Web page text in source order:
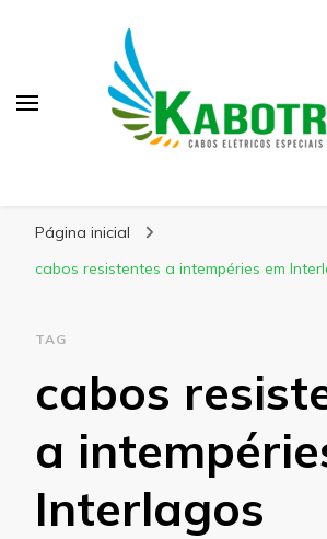
Página inicial
cabos resistentes a intempéries em
TAG
cabos
a
Interlagos